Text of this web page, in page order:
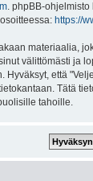
. phpBB-
https://
materiaalia,
välittömästi ja
että
Tätä
tahoille.